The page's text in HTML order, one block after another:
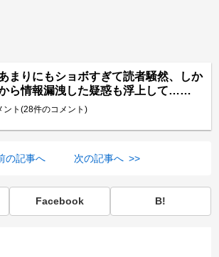
まりにもショボすぎて読者騒然、しか
ら情報漏洩した疑惑も浮上して……
ント(28件のコメント)
の記事へ 次の記事へ >>
Facebook B!